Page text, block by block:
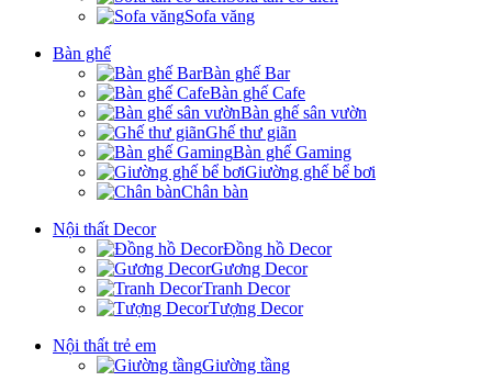
Sofa văng
Bàn ghế
Bàn ghế Bar
Bàn ghế Cafe
Bàn ghế sân vườn
Ghế thư giãn
Bàn ghế Gaming
Giường ghế bể bơi
Chân bàn
Nội thất Decor
Đồng hồ Decor
Gương Decor
Tranh Decor
Tượng Decor
Nội thất trẻ em
Giường tầng